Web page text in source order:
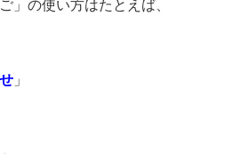
」の使い方はたとえば、
」